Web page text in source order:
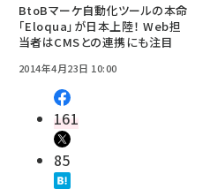
BtoBマーケ自動化ツールの本命
「Eloqua」が日本上陸！ Web担
当者はCMSとの連携にも注目
2014年4月23日 10:00
161
85